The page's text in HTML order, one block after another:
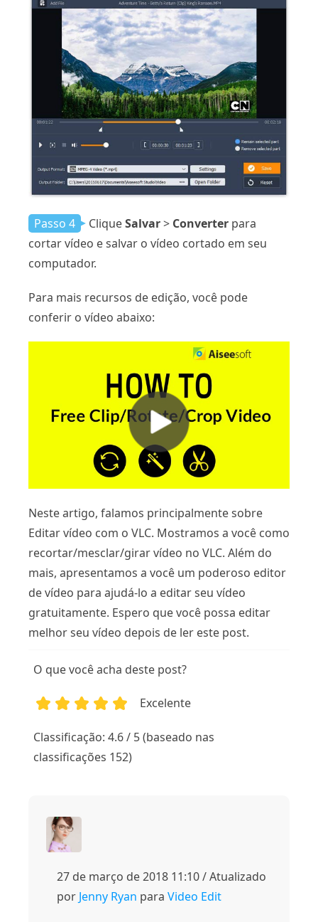
Passo 4 CliqueSalvar> Converter para
cortar vídeo e salvar o vídeo cortado em seu
computador.
Para mais recursos de edição, você pode
conferir o vídeo abaixo:
Neste artigo, falamos principalmente sobre
Editar vídeo com o VLC. Mostramos a você como
recortar/mesclar/girar vídeo no VLC. Além do
mais, apresentamos a você um poderoso editor
de vídeo para ajudá-lo a editar seu vídeo
gratuitamente. Espero que você possa editar
melhor seu vídeo depois de ler este post.
O que você acha deste post?
Excelente
Classificação: 4.6 / 5 (baseado nas
classificações 152)
27 de março de 2018 11:10 / Atualizado
por Jenny Ryan para Video Edit